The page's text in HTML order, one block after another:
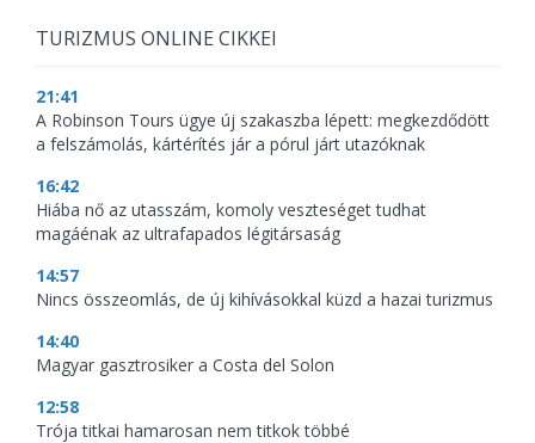
TURIZMUS ONLINE CIKKEI
21:41
A Robinson Tours ügye új szakaszba lépett: megkezdődött
a felszámolás, kártérítés jár a pórul járt utazóknak
16:42
Hiába nő az utasszám, komoly veszteséget tudhat
magáénak az ultrafapados légitársaság
14:57
Nincs összeomlás, de új kihívásokkal küzd a hazai turizmus
14:40
Magyar gasztrosiker a Costa del Solon
12:58
Trója titkai hamarosan nem titkok többé